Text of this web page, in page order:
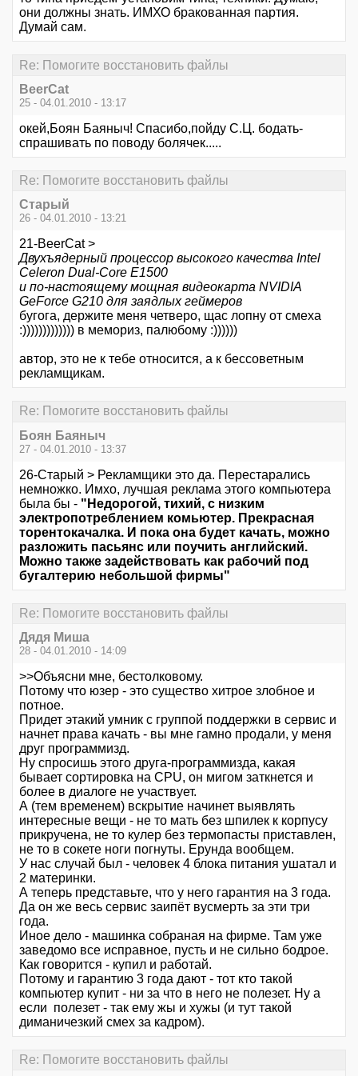
они должны знать. ИМХО бракованная партия.
Думай сам.
Re: Помогите восстановить файлы
BeerCat
25 - 04.01.2010 - 13:17
окей,Боян Баяныч! Спасибо,пойду С.Ц. бодать-
спрашивать по поводу болячек.....
Re: Помогите восстановить файлы
Старый
26 - 04.01.2010 - 13:21
21-BeerCat >
Двухъядерный процессор высокого качества Intel
Celeron Dual-Core E1500
и по-настоящему мощная видеокарта NVIDIA
GeForce G210 для заядлых геймеров
бугога, держите меня четверо, щас лопну от смеха
:))))))))))))) в мемориз, палюбому :))))))
автор, это не к тебе относится, а к бессоветным
рекламщикам.
Re: Помогите восстановить файлы
Боян Баяныч
27 - 04.01.2010 - 13:37
26-Старый > Рекламщики это да. Перестарались
немножко. Имхо, лучшая реклама этого компьютера
была бы - "Недорогой, тихий, с низким
электропотреблением комьютер. Прекрасная
торентокачалка. И пока она будет качать, можно
разложить пасьянс или поучить английский.
Можно также задействовать как рабочий под
бугалтерию небольшой фирмы"
Re: Помогите восстановить файлы
Дядя Миша
28 - 04.01.2010 - 14:09
>>Объясни мне, бестолковому.
Потому что юзер - это существо хитрое злобное и
потное.
Придет этакий умник с группой поддержки в сервис и
начнет права качать - вы мне гамно продали, у меня
друг программизд.
Ну спросишь этого друга-программизда, какая
бывает сортировка на CPU, он мигом заткнется и
более в диалоге не участвует.
А (тем временем) вскрытие начинет выявлять
интересные вещи - не то мать без шпилек к корпусу
прикручена, не то кулер без термопасты приставлен,
не то в сокете ноги погнуты. Ерунда вообщем.
У нас случай был - человек 4 блока питания ушатал и
2 материнки.
А теперь представьте, что у него гарантия на 3 года.
Да он же весь сервис заипёт вусмерть за эти три
года.
Иное дело - машинка собраная на фирме. Там уже
заведомо все исправное, пусть и не сильно бодрое.
Как говорится - купил и работай.
Потому и гарантию 3 года дают - тот кто такой
компьютер купит - ни за что в него не полезет. Ну а
если полезет - так ему жы и хужы (и тут такой
диманичезкий смех за кадром).
Re: Помогите восстановить файлы